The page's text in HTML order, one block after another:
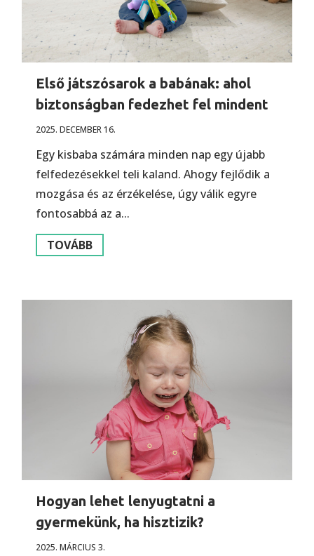
Első játszósarok a babának: ahol
biztonságban fedezhet fel mindent
2025. DECEMBER 16.
Egy kisbaba számára minden nap egy újabb
felfedezésekkel teli kaland. Ahogy fejlődik a
mozgása és az érzékelése, úgy válik egyre
fontosabbá az a...
TOVÁBB
Hogyan lehet lenyugtatni a
gyermekünk, ha hisztizik?
2025. MÁRCIUS 3.